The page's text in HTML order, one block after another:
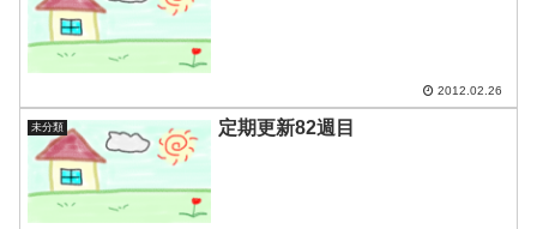
2012.02.26
未分類 定期更新82週目